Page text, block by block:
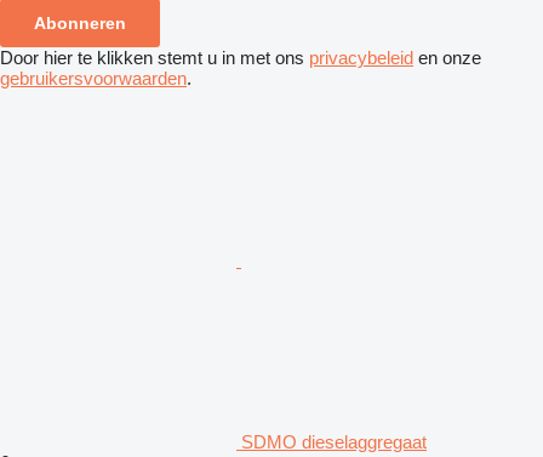
Abonneren
Door hier te klikken stemt u in met ons privacybeleid en onze
gebruikersvoorwaarden.
SDMO dieselaggregaat